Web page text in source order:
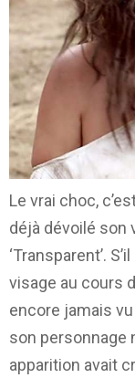
Le vrai choc,
déjà dévoilé son
‘Transparent’.
visage au cours
encore jamais
son personnage
apparition avait